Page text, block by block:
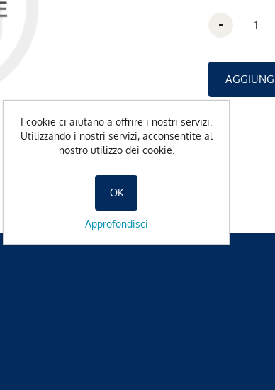
-
I cookie ci aiutano a offrire i nostri servizi.
Utilizzando i nostri servizi, acconsentite al
nostro utilizzo dei cookie.
OK
Approfondisci